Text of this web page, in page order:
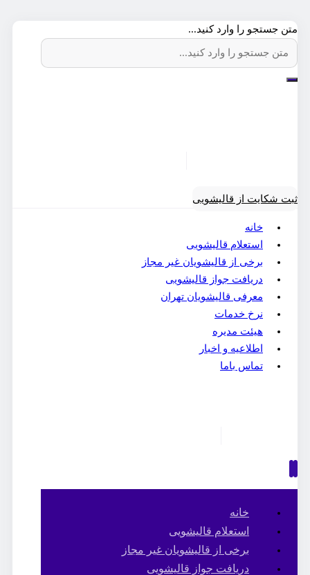
متن جستجو را وارد کنید...
ثبت شکایت از قالیشویی
خانه
استعلام قالیشویی
برخی از قالیشویان غیر مجاز
دریافت جواز قالیشویی
معرفی قالیشویان تهران
نرخ خدمات
هیئت مدیره
اطلاعیه و اخبار
تماس باما
خانه
استعلام قالیشویی
برخی از قالیشویان غیر مجاز
دریافت جواز قالیشویی